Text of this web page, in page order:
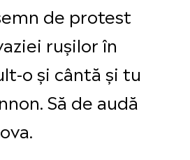
de protest
rușilor în
o și cântă și tu
Să de audă